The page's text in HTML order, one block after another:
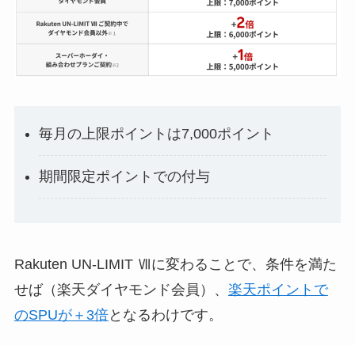
毎月の上限ポイントは7,000ポイント
期間限定ポイントでの付与
Rakuten UN-LIMIT Ⅶに変わることで、条件を満た
せば（楽天ダイヤモンド会員）、 楽天ポイントで
のSPUが＋3倍となるわけです。